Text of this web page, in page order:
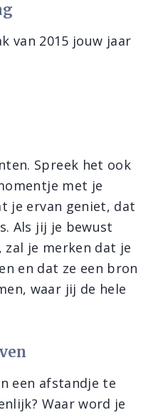
Spreek het ook
met je
je ervan geniet, dat
Als jij je bewust
je merken dat je
en dat ze een bron
waar jij de hele
een afstandje te
Waar word je